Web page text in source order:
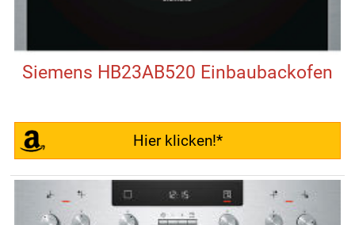
Siemens HB23AB520 Einbaubackofen
Hier klicken!*